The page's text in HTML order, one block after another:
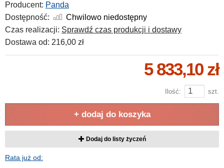
Producent: Panda
Dostępność:
Chwilowo niedostępny
Czas realizacji: Sprawdź czas produkcji i dostawy
Dostawa od: 216,00 zł
5 833,10 zł
Ilość: szt.
+ dodaj do koszyka
Dodaj do listy życzeń
Rata już od: